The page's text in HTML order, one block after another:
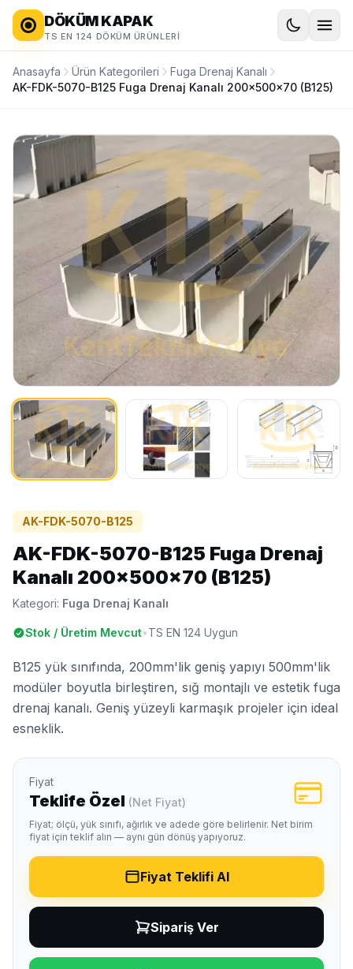
DÖKÜM KAPAK
TS EN 124 DÖKÜM ÜRÜNLERI
Anasayfa Ürün Kategorileri
Fuga Drenaj Kanalı
AK-FDK-5070-B125 Fuga Drenaj Kanalı 200x500x70 (B125)
AK-FDK-5070-B125
AK-FDK-5070-B125 Fuga Drenaj
Kanalı 200x500x70 (B125)
Kategori: Fuga Drenaj Kanalı
Stok / Üretim Mevcut•TS EN 124 Uygun
B125 yük sınıfında, 200mm'lik geniş yapıyı 500mm'lik
modüler boyutla birleştiren, sığ montajlı ve estetik fuga
drenaj kanalı. Geniş yüzeyli karmaşık projeler için ideal
esneklik.
Fiyat
Teklife Özel (Net Fiyat)
Fiyat; ölçü, yük sınıfı, ağırlık ve adede göre belirlenir. Net birim
fiyat için teklif alın — aynı gün dönüş yapıyoruz.
Fiyat Teklifi Al
Sipariş Ver